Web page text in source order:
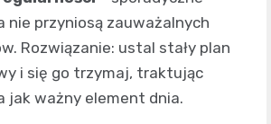
nie przyniosą zauważalnych
Rozwiązanie: ustal stały plan
i się go trzymaj, traktując
jak ważny element dnia.